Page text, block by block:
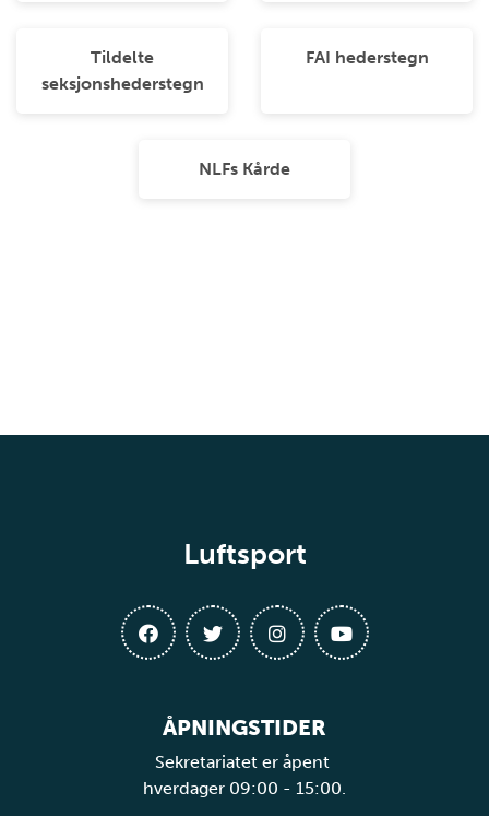
Tildelte
seksjonshederstegn
FAI hederstegn
NLFs Kårde
Luftsport
ÅPNINGSTIDER
Sekretariatet er åpent
hverdager 09:00 - 15:00.